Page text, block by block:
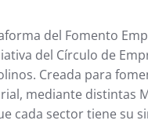
del Fomento
del Círculo de
Creada para
mediante distintas
cada sector tiene su